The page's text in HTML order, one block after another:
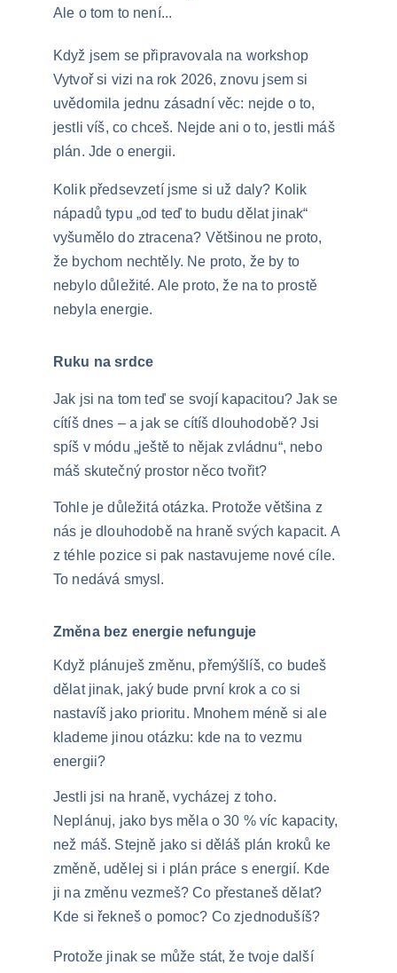
Ale o tom to není...
Když jsem se připravovala na workshop
Vytvoř si vizi na rok 2026, znovu jsem si
uvědomila jednu zásadní věc: nejde o to,
jestli víš, co chceš. Nejde ani o to, jestli máš
plán. Jde o energii.
Kolik předsevzetí jsme si už daly? Kolik
nápadů typu „od teď to budu dělat jinak“
vyšumělo do ztracena? Většinou ne proto,
že bychom nechtěly. Ne proto, že by to
nebylo důležité. Ale proto, že na to prostě
nebyla energie.
Ruku na srdce
Jak jsi na tom teď se svojí kapacitou? Jak se
cítíš dnes – a jak se cítíš dlouhodobě? Jsi
spíš v módu „ještě to nějak zvládnu“, nebo
máš skutečný prostor něco tvořit?
Tohle je důležitá otázka. Protože většina z
nás je dlouhodobě na hraně svých kapacit. A
z téhle pozice si pak nastavujeme nové cíle.
To nedává smysl.
Změna bez energie nefunguje
Když plánuješ změnu, přemýšlíš, co budeš
dělat jinak, jaký bude první krok a co si
nastavíš jako prioritu. Mnohem méně si ale
klademe jinou otázku: kde na to vezmu
energii?
Jestli jsi na hraně, vycházej z toho.
Neplánuj, jako bys měla o 30 % víc kapacity,
než máš. Stejně jako si děláš plán kroků ke
změně, udělej si i plán práce s energií. Kde
ji na změnu vezmeš? Co přestaneš dělat?
Kde si řekneš o pomoc? Co zjednodušíš?
Protože jinak se může stát, že tvoje další